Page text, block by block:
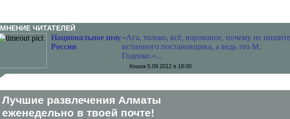
МНЕНИЕ ЧИТАТЕЛЕЙ
Национальное шоу
России
«Ага, только, всё, ворованое, почему не пишите
истинного постановщика, а ведь это М.
Годенко.»...
Кошка5.09.2012 в 18:00
Лучшие развлечения Алматы
eженедельно в твоей почте!